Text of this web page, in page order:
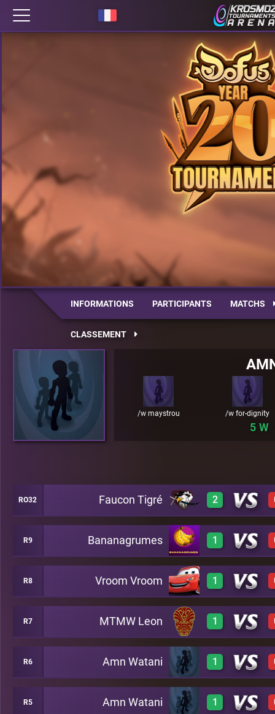
INFORMATIONS PARTICIPANTS MATCHS
CLASSEMENT
/w maystrou /w for-dignity
5
RO32 Faucon Tigré 2
3 A30
3 A22
A22
R9 Bananagrumes 1
3 A46
R8 Vroom Vroom 1
2 A33
R7 MTMW Leon 1
2 A37
R6 Amn Watani 1
3 A2
R5 Amn Watani 1